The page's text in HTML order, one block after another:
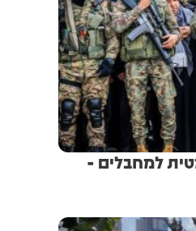
למחבלים -